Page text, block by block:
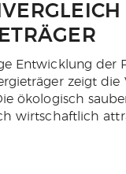
Entwicklung der
zeigt die
ökologisch
wirtschaftlich